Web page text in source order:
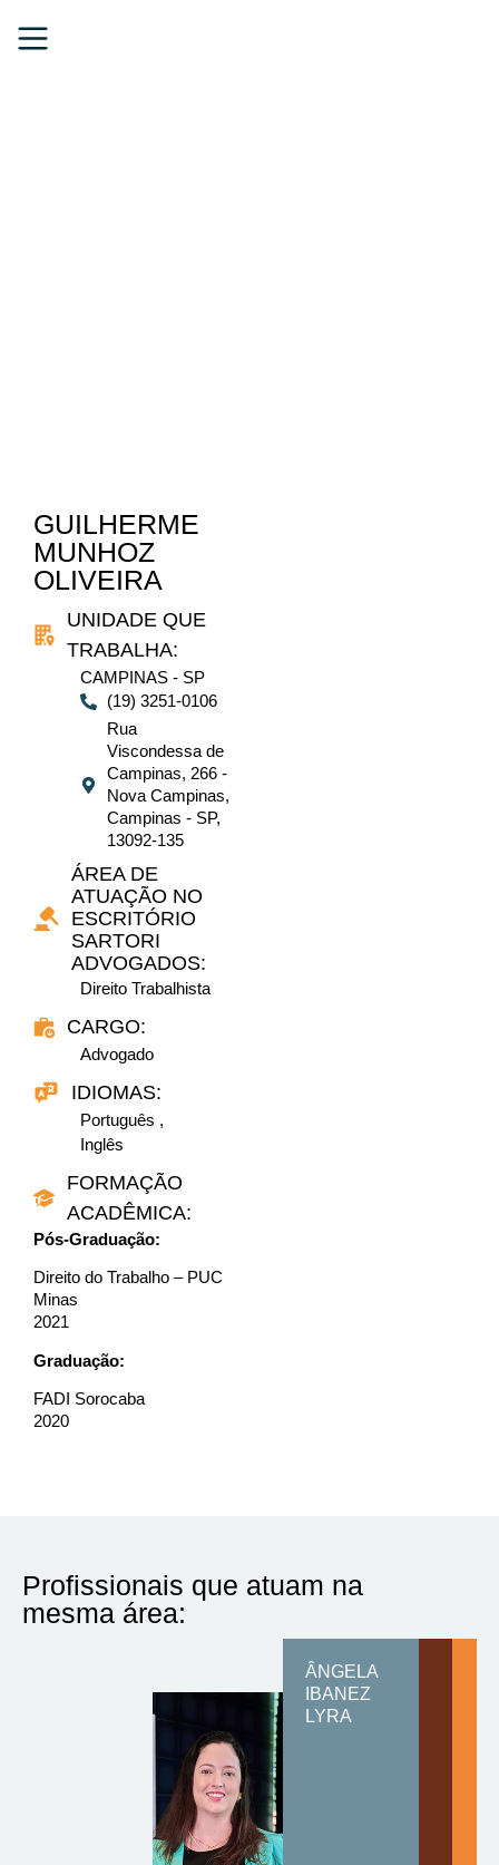
GUILHERME
MUNHOZ
OLIVEIRA
UNIDADE QUE
TRABALHA:
CAMPINAS - SP
(19) 3251-0106
Rua
Viscondessa de
Campinas, 266 -
Nova Campinas,
Campinas - SP,
13092-135
ÁREA DE
ATUAÇÃO NO
ESCRITÓRIO
SARTORI
ADVOGADOS:
Direito Trabalhista
CARGO:
Advogado
IDIOMAS:
Português ,
Inglês
FORMAÇÃO
ACADÊMICA:
Pós-Graduação:
Direito do Trabalho – PUC
Minas
2021
Graduação:
FADI Sorocaba
2020
Profissionais que atuam na
mesma área:
ÂNGELA
IBANEZ
LYRA